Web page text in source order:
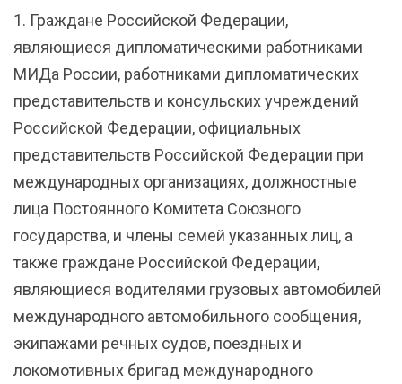
1. Граждане Российской Федерации,
являющиеся дипломатическими работниками
МИДа России, работниками дипломатических
представительств и консульских учреждений
Российской Федерации, официальных
представительств Российской Федерации при
международных организациях, должностные
лица Постоянного Комитета Союзного
государства, и члены семей указанных лиц, а
также граждане Российской Федерации,
являющиеся водителями грузовых автомобилей
международного автомобильного сообщения,
экипажами речных судов, поездных и
локомотивных бригад международного